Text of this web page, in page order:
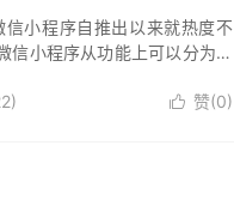
小程序自推出以来就热度不
信小程序从功能上可以分为四
 赞(0)